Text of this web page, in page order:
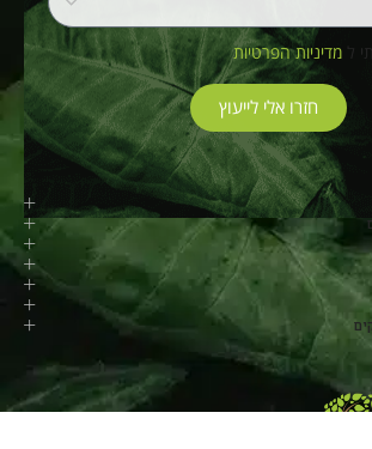
ל מדיניות הפרטיות
חזרו אלי לייעוץ